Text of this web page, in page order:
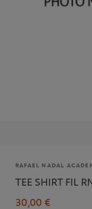
Marque
RAFAEL NADAL
TEE SHIRT FIL
30,00 €